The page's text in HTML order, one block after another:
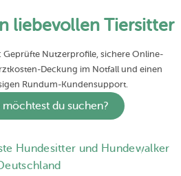
liebevollen Tiersitter
Geprüfte Nutzerprofile, sichere Online-
Deckung im Notfall und einen
Rundum-Kundensupport.
möchtest du suchen?
Hundesitter und Hundewalker